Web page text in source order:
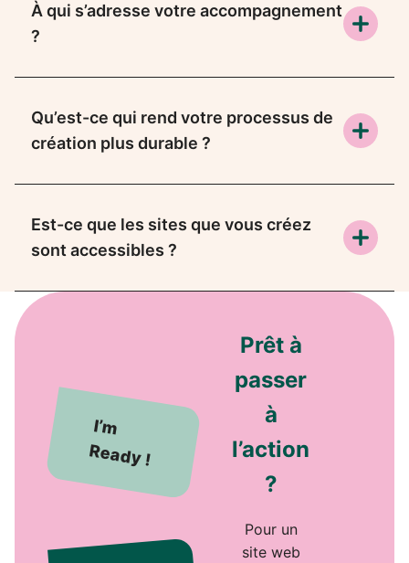
À qui s’adresse votre accompagnement
?
Qu’est-ce qui rend votre processus de
création plus durable ?
Est-ce que les sites que vous créez
sont accessibles ?
I’m
Ready !
Prêt à
passer
à
l’action
?
Pour un
site web